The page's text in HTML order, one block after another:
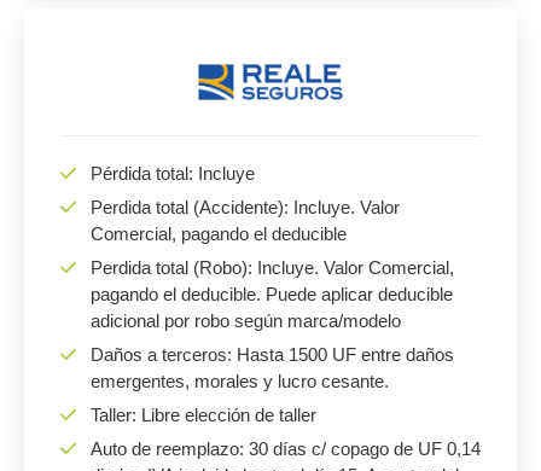
Pérdida total: Incluye
Perdida total (Accidente): Incluye. Valor
Comercial, pagando el deducible
Perdida total (Robo): Incluye. Valor Comercial,
pagando el deducible. Puede aplicar deducible
adicional por robo según marca/modelo
Daños a terceros: Hasta 1500 UF entre daños
emergentes, morales y lucro cesante.
Taller: Libre elección de taller
Auto de reemplazo: 30 días c/ copago de UF 0,14